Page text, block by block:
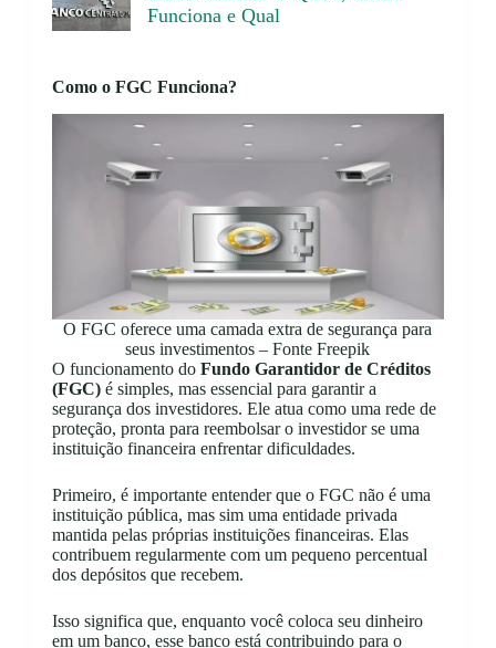
Funciona e Qual
Como o FGC Funciona?
O FGC oferece uma camada extra de segurança para
seus investimentos – Fonte Freepik
O funcionamento do Fundo Garantidor de Créditos
(FGC)é simples, mas essencial para garantir a
segurança dos investidores. Ele atua como uma rede de
proteção, pronta para reembolsar o investidor se uma
instituição financeira enfrentar dificuldades.
Primeiro, é importante entender que o FGC não é uma
instituição pública, mas sim uma entidade privada
mantida pelas próprias instituições financeiras. Elas
contribuem regularmente com um pequeno percentual
dos depósitos que recebem.
Isso significa que, enquanto você coloca seu dinheiro
em um banco, esse banco está contribuindo para o